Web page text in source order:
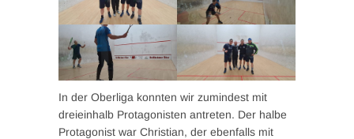
In der Oberliga konnten wir zumindest mit
dreieinhalb Protagonisten antreten. Der halbe
Protagonist war Christian, der ebenfalls mit